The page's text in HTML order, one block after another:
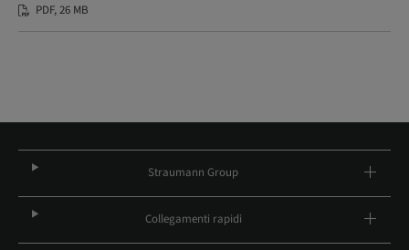
PDF, 26 MB
Straumann Group
Collegamenti rapidi